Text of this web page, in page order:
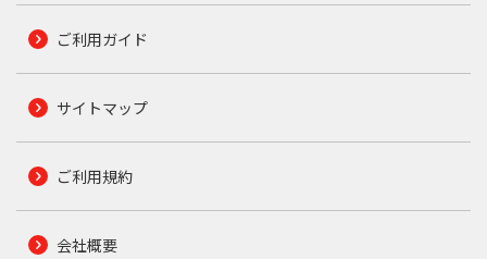
ご利用ガイド
サイトマップ
ご利用規約
会社概要